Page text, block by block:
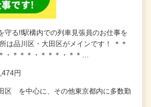
守る!!駅構内での列車見張員のお仕事を
は品川区・大田区がメインです！ ＊＊
・＊＊＊・＊＊＊・＊＊…
円
区 を中心に、その他東京都内に多数勤